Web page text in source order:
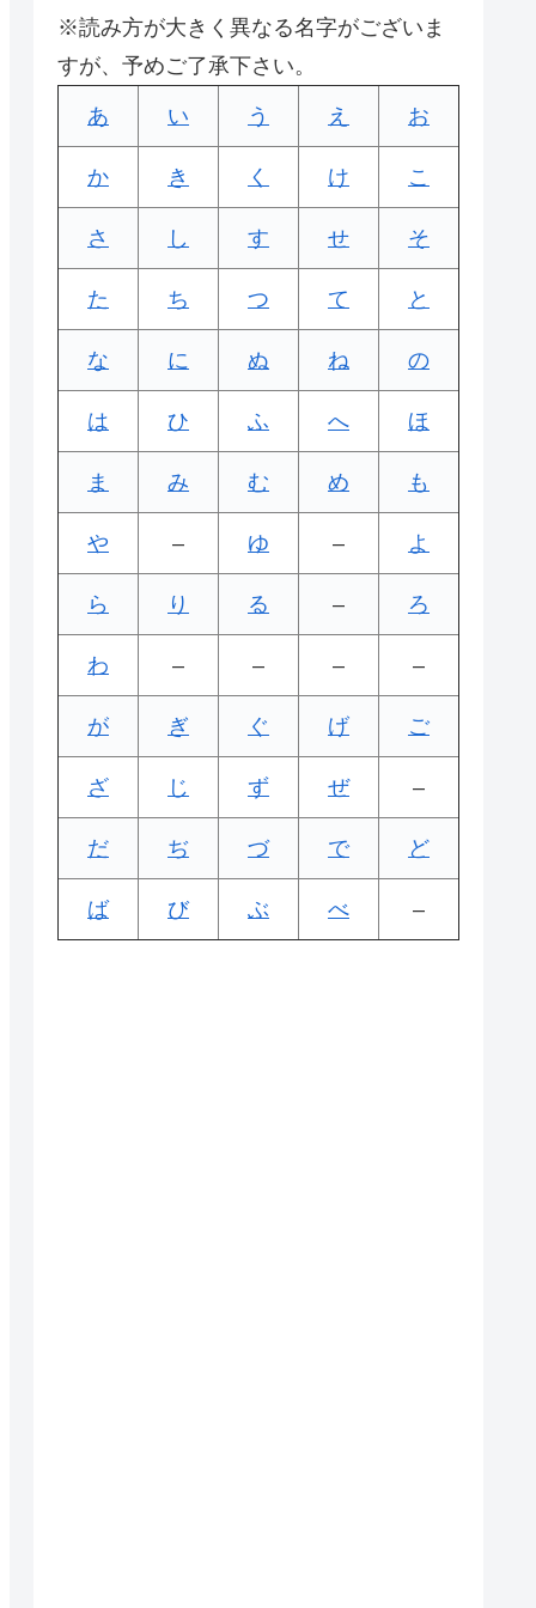
※読み方が大きく異なる名字がございま
すが、予めご了承下さい。
あ い う え お
か き く け こ
さ し す せ そ
た ち つ て と
な に ぬ ね の
は ひ ふ へ ほ
ま み む め も
や – ゆ – よ
ら り る – ろ
わ – – – –
が ぎ ぐ げ ご
ざ じ ず ぜ –
だ ぢ づ で ど
ば び ぶ べ –